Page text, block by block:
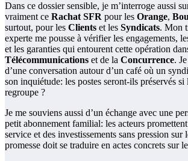
Dans ce dossier sensible, je m’interroge aussi
vraiment ce Rachat SFR pour les Orange,
surtout, pour les Clients et les Syndicats. Mon
experte me pousse à vérifier les engagements,
et les garanties qui entourent cette opération
Télécommunications et de la Concurrence.
d’une conversation autour d’un café où un
son inquiétude: les postes seront-ils préservés si
regroupe ?
Je me souviens aussi d’un échange avec une
petit abonnement familial: les acteurs
service et des investissements sans pression sur
promesse doit se traduire en actes concrets sur